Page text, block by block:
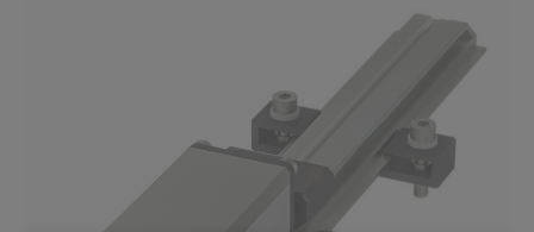
AnalogSpannung 0…10 V Analogvoltage 10…0 VMessbereich -
661 mmAuflösung - ≤ 0.1 mVLinearitätsabweichung max. -
±0.02 %FSWiederholgenauigkeit - ≤ 0.1 mVBetriebsspannung Ub
- 20-28 VDCUmgebungstemperatur - -40-85 °CSchutzart -
IP67Zulassung/Konformität - CEcULusEACWEEE 🛒 Jetzt
bestellen und Ihre Sensorik auf das nächste Level bringen!